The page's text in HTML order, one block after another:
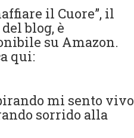
il Cuore”, il
blog, è
su Amazon.
qui:
mi sento vivo
sorrido alla